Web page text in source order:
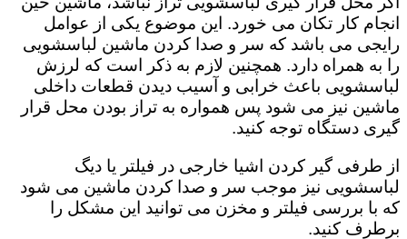
انجام کار تکان می خورد‌. این موضوع یکی از عوامل
رایجی می باشد که سر و صدا کردن ماشین لباسشویی
را به همراه دارد. همچنین لازم به ذکر است که لرزش
لباسشویی باعث خرابی و آسیب دیدن قطعات داخلی
ماشین نیز می شود پس همواره به تراز بودن محل قرار
گیری دستگاه توجه کنید.
از طرفی گیر کردن اشیا خارجی در فیلتر یا دیگ
لباسشویی نیز موجب سر و صدا کردن ماشین می شود
که با بررسی فیلتر و مخزن می توانید این مشکل را
برطرف کنید.